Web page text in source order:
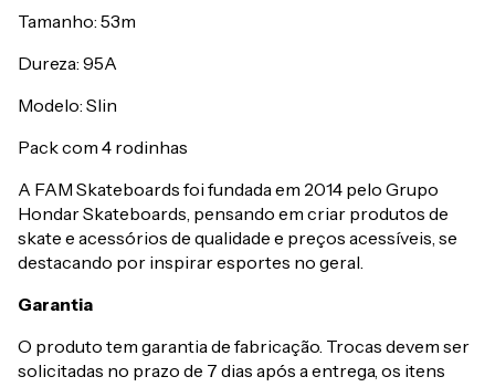
Tamanho: 53m
Dureza: 95A
Modelo: Slin
Pack com 4 rodinhas
A FAM Skateboards foi fundada em 2014 pelo Grupo
Hondar Skateboards, pensando em criar produtos de
skate e acessórios de qualidade e preços acessíveis, se
destacando por inspirar esportes no geral.
Garantia
O produto tem garantia de fabricação. Trocas devem ser
solicitadas no prazo de 7 dias após a entrega, os itens